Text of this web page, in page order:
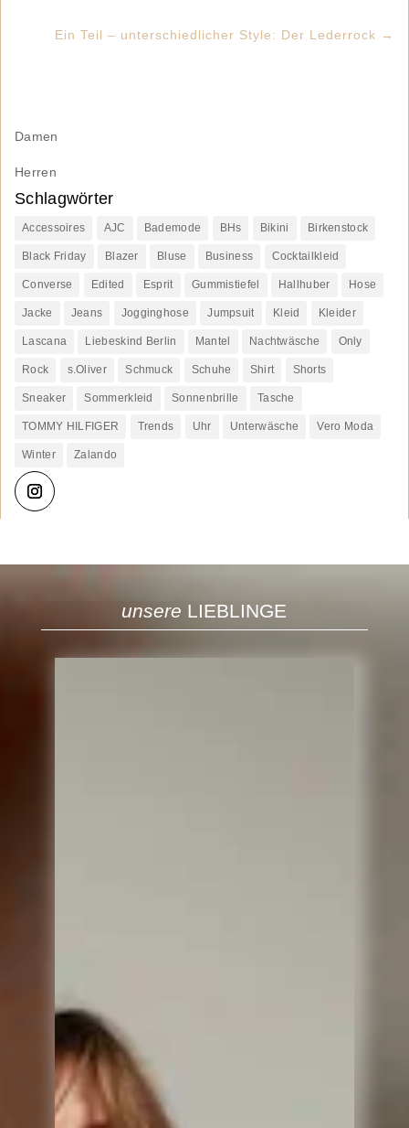
Ein Teil – unterschiedlicher Style: Der Lederrock →
Damen
Herren
Schlagwörter
Accessoires AJC Bademode BHs Bikini Birkenstock
Black Friday Blazer Bluse Business Cocktailkleid
Converse Edited Esprit Gummistiefel Hallhuber Hose
Jacke Jeans Jogginghose Jumpsuit Kleid Kleider
Lascana Liebeskind Berlin Mantel Nachtwäsche Only
Rock s.Oliver Schmuck Schuhe Shirt Shorts
Sneaker Sommerkleid Sonnenbrille Tasche
TOMMY HILFIGER Trends Uhr Unterwäsche Vero Moda
Winter Zalando
unsere LIEBLINGE